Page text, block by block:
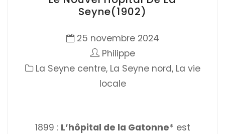
Seyne(1902)
25 novembre 2024
Philippe
La Seyne centre, La Seyne nord, La vie
locale
1899 : L’hôpital de la Gatonne* est